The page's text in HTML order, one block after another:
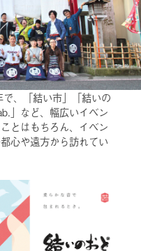
、「結い市」「結いの
」など、幅広いイベン
とはもちろん、イベン
心や遠方から訪れてい